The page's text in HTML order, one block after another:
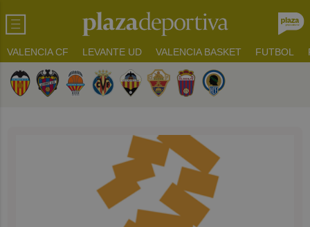
VALENCIA CF LEVANTE UD VALENCIA BASKET FUTBOL